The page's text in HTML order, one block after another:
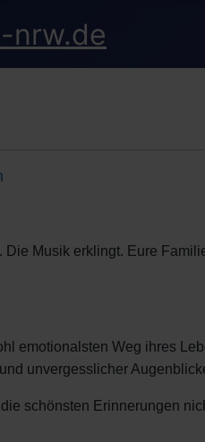
Die Musik erklingt. Eure
emotionalsten Weg ihres
unvergesslicher
schönsten Erinnerungen